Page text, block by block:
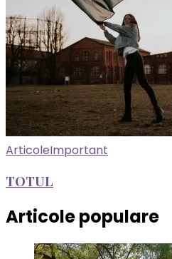
ArticoleImportant
TOTUL
Articole populare